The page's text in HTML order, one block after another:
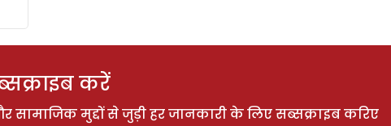
करें
सामाजिक मुद्दों से जुड़ी हर जानकारी के लिए सब्सक्राइब करिए